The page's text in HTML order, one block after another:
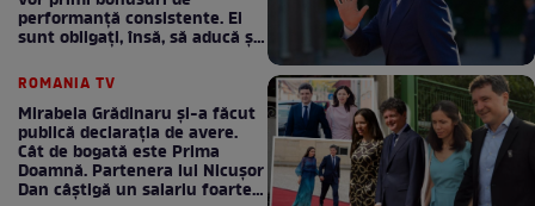
performanță consistente. Ei
sunt obligați, însă, să aducă și
ROMANIA TV
Mirabela Grădinaru și-a făcut
publică declarația de avere.
Cât de bogată este Prima
Doamnă. Partenera lui Nicușor
Dan câștigă un salariu foarte